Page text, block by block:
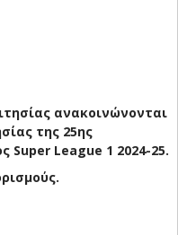
ανακοινώνονται
της 25ης
Super League 1 2024-25.